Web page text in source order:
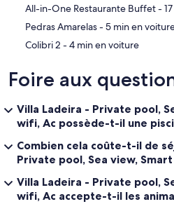
‪All-in-
‪Pedras Amarelas - ‬5 min en
‪Colibri 2 - ‬4 min en voiture
Foire aux
Villa Ladeira - Private pool,
wifi, Ac possède-t-il une
Combien cela coûte-t-il de
Private pool, Sea view,
Villa Ladeira - Private pool,
wifi, Ac accepte-t-il les